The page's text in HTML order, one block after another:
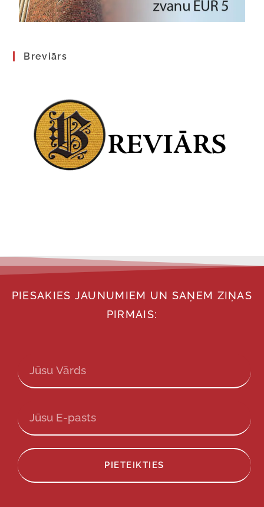
Breviārs
PIESAKIES JAUNUMIEM UN SAŅEM ZIŅAS
PIRMAIS:
PIETEIKTIES